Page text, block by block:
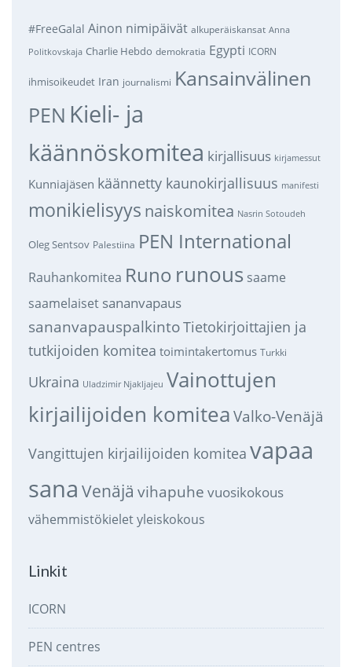
#FreeGalal Ainon nimipäivät alkuperäiskansat Anna
Politkovskaja Charlie Hebdo demokratia Egypti ICORN
ihmisoikeudet Iran journalismi Kansainvälinen
PEN Kieli- ja
käännöskomitea kirjallisuus kirjamessut
Kunniajäsen käännetty kaunokirjallisuus manifesti
monikielisyys naiskomitea Nasrin Sotoudeh
Oleg Sentsov Palestiina PEN International
Rauhankomitea Runo runous saame
saamelaiset sananvapaus
sananvapauspalkintoTietokirjoittajien ja
tutkijoiden komitea toimintakertomus Turkki
Ukraina Uladzimir Njakljajeu Vainottujen
kirjailijoiden komitea Valko-Venäjä
Vangittujen kirjailijoiden komitea vapaa
sana Venäjä vihapuhe vuosikokous
vähemmistökieletyleiskokous
Linkit
ICORN
PEN centres